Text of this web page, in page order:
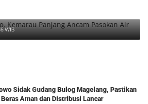
Kemarau Panjang Ancam Pasokan Air
WIB
Sidak Gudang Bulog Magelang, Pastikan
Aman dan Distribusi Lancar